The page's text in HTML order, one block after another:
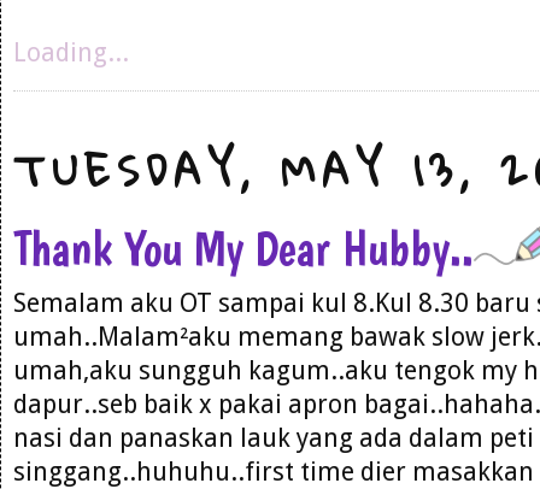
Loading...
TUESDAY, MAY 13,
Thank You My Dear Hubby..
Semalam aku OT sampai kul 8.Kul 8.30 baru
umah..Malam²aku memang bawak slow
umah,aku sungguh kagum..aku tengok my
dapur..seb baik x pakai apron
nasi dan panaskan lauk yang ada dalam
singgang..huhuhu..first time dier